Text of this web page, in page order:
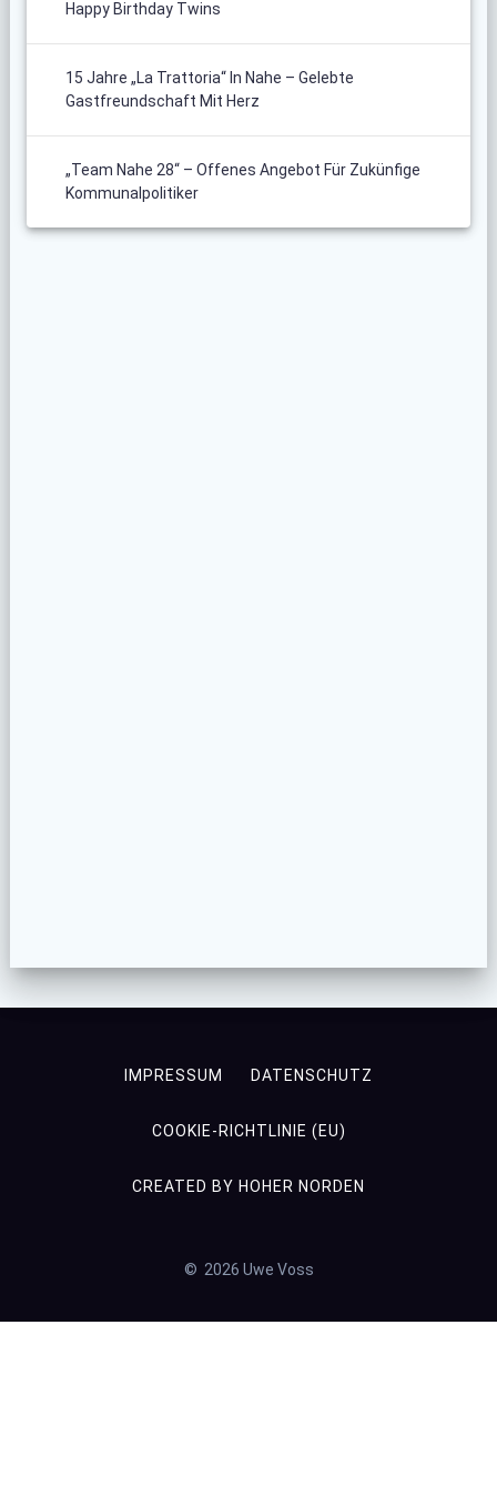
Happy Birthday Twins
15 Jahre „La Trattoria“ In Nahe – Gelebte
Gastfreundschaft Mit Herz
„Team Nahe 28“ – Offenes Angebot Für Zukünfige
Kommunalpolitiker
IMPRESSUM DATENSCHUTZ
COOKIE-RICHTLINIE (EU)
CREATED BY HOHER NORDEN
© 2026 Uwe Voss